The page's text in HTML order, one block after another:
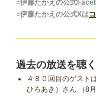
○伊藤たかえの公式
○伊藤たかえの公式Xは
過去の放送を聴く
４８０回目のゲス
ひろあき）さん （8